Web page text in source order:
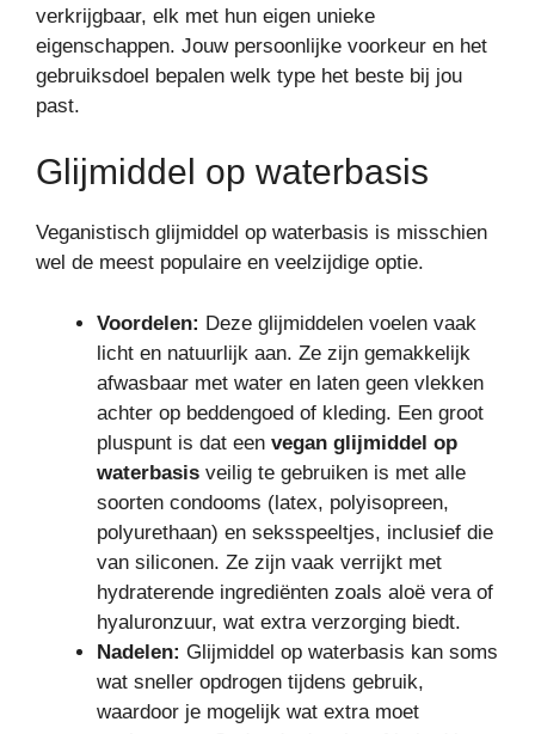
verkrijgbaar, elk met hun eigen unieke
eigenschappen. Jouw persoonlijke voorkeur en het
gebruiksdoel bepalen welk type het beste bij jou
past.
Glijmiddel op waterbasis
Veganistisch glijmiddel op waterbasis is misschien
wel de meest populaire en veelzijdige optie.
Voordelen: Deze glijmiddelen voelen vaak
licht en natuurlijk aan. Ze zijn gemakkelijk
afwasbaar met water en laten geen vlekken
achter op beddengoed of kleding. Een groot
pluspunt is dat een vegan glijmiddel op
waterbasis veilig te gebruiken is met alle
soorten condooms (latex, polyisopreen,
polyurethaan) en seksspeeltjes, inclusief die
van siliconen. Ze zijn vaak verrijkt met
hydraterende ingrediënten zoals aloë vera of
hyaluronzuur, wat extra verzorging biedt.
Nadelen: Glijmiddel op waterbasis kan soms
wat sneller opdrogen tijdens gebruik,
waardoor je mogelijk wat extra moet